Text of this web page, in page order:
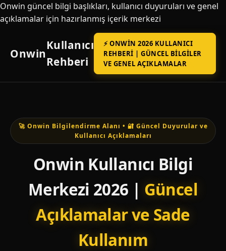
Onwin güncel bilgi başlıkları, kullanıcı duyuruları ve genel
açıklamalar için hazırlanmış içerik merkezi
Onwin
Kullanıcı
Rehberi
⚡ ONWIN 2026 KULLANICI
REHBERI | GÜNCEL BILGILER
VE GENEL AÇIKLAMALAR
🚀 Onwin Bilgilendirme Alanı • 🔐 Güncel Duyurular ve
Kullanıcı Açıklamaları
Onwin Kullanıcı Bilgi
Merkezi 2026 | Güncel
Açıklamalar ve Sade
Kullanım